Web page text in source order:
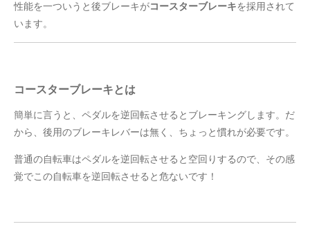
性能を一ついうと後ブレーキがコースターブレーキを採用されて
います。
コースターブレーキとは
簡単に言うと、ペダルを逆回転させるとブレーキングします。だ
から、後用のブレーキレバーは無く、ちょっと慣れが必要です。
普通の自転車はペダルを逆回転させると空回りするので、その感
覚でこの自転車を逆回転させると危ないです！